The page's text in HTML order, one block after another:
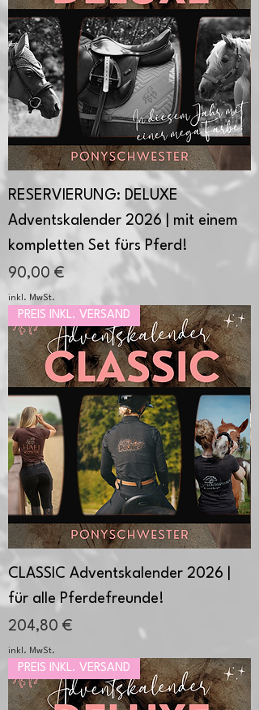
RESERVIERUNG: DELUXE
Adventskalender 2026 | mit einem
kompletten Set fürs Pferd!
Preis
90,00 €
inkl. MwSt.
PREIS INKL. VERSAND
CLASSIC Adventskalender 2026 |
für alle Pferdefreunde!
Preis
204,80 €
inkl. MwSt.
PREIS INKL. VERSAND